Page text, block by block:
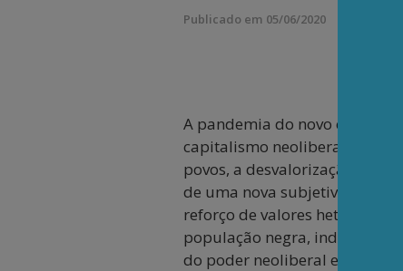
Publicado em 05/06/2020
A pandemia do novo
capitalismo neoliberal. A
povos, a desvalorização da
de uma nova subjetividade
reforço de valores
população negra, indígena, o
do poder neoliberal e as